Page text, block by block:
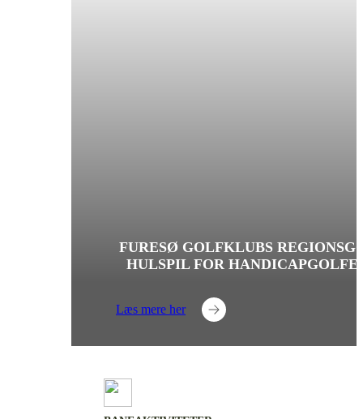
FURESØ GOLFKLUBS
HULSPIL FOR
Læs mere her